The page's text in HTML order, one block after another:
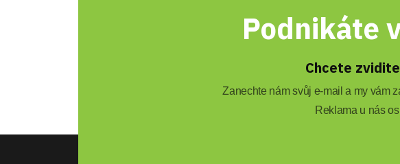
Podnikáte
Chcete
Zanechte nám svůj e-mail a my vám
Reklama u nás